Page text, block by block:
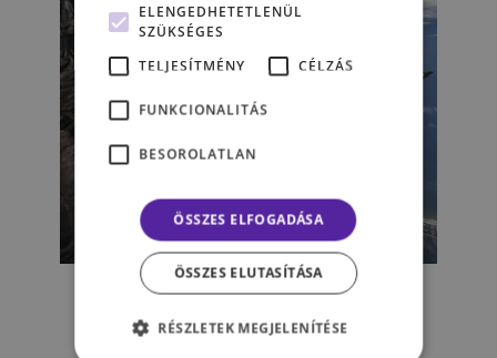
KAPCSOLATAINK
„Az itthon maradt családtag is
misszióban van” – a
katonacsaládok nehézségei
ELENGEDHETETLENÜL
SZÜKSÉGES
TELJESÍTMÉNY
CÉLZÁS
FUNKCIONALITÁS
BESOROLATLAN
ÖSSZES ELFOGADÁSA
ÖSSZES ELUTASÍTÁSA
RÉSZLETEK MEGJELENÍTÉSE